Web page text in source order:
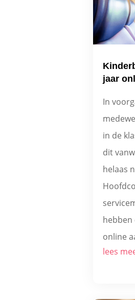
jaar
In
in de
dit
helaas
online
lees